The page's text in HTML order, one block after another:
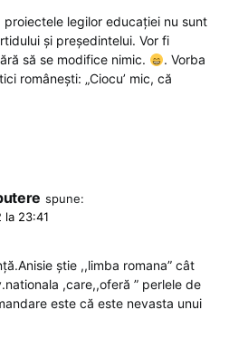
legilor educației nu sunt
și președintelui. Vor fi
să se modifice nimic.
. Vorba
românești: „Ciocu’ mic, că
spune:
la 23:41
știe ,,limba romana” cât
,care,,oferă ” perlele de
este că este nevasta unui